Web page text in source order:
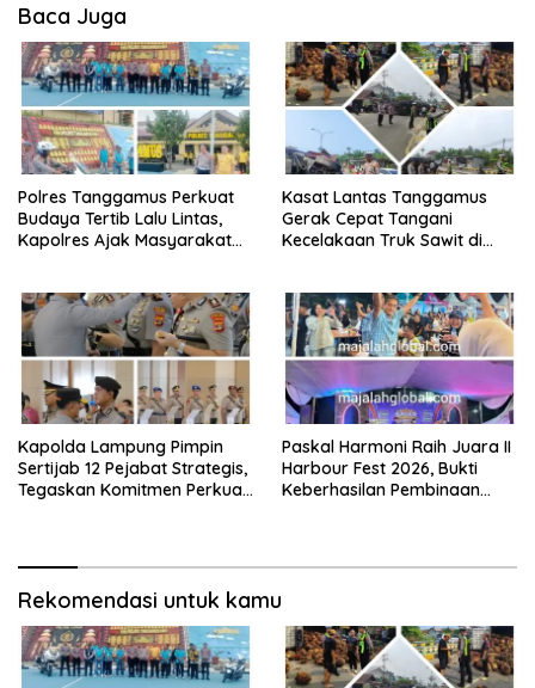
Baca Juga
Polres Tanggamus Perkuat
Budaya Tertib Lalu Lintas,
Kapolres Ajak Masyarakat
Siger Lampung Presisi
Kasat Lantas Tanggamus
Gerak Cepat Tangani
Kecelakaan Truk Sawit di
Kapolda Lampung Pimpin
Sertijab 12 Pejabat Strategis,
Tegaskan Komitmen Perkuat
Paskal Harmoni Raih Juara II
Harbour Fest 2026, Bukti
Keberhasilan Pembinaan
Rekomendasi untuk kamu